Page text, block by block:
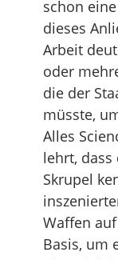
schon
dieses
Arbeit
oder
die der
müsste,
Alles
lehrt, dass
Skrupel
Waffen
Basis, um